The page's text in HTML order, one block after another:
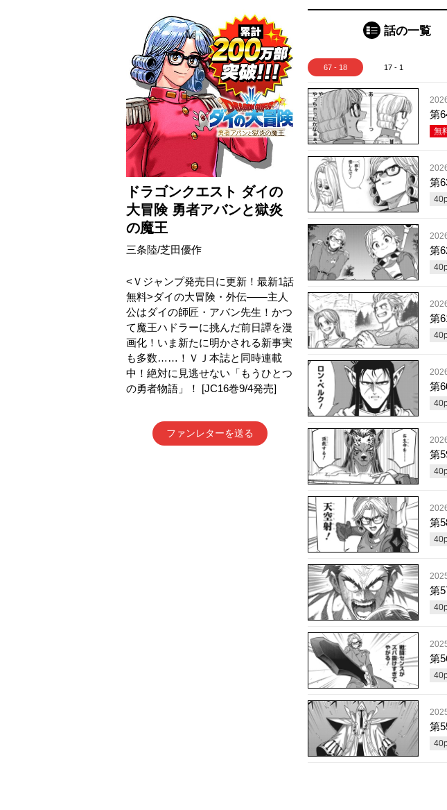
ドラゴンクエスト ダイの
大冒険 勇者アバンと獄炎
の魔王
三条陸/芝田優作
<Ｖジャンプ発売日に更新！最新1話
無料>ダイの大冒険・外伝――主人
公はダイの師匠・アバン先生！かつ
て魔王ハドラーに挑んだ前日譚を漫
画化！いま新たに明かされる新事実
も多数……！ＶＪ本誌と同時連載
中！絶対に見逃せない「もうひとつ
の勇者物語」！ [JC16巻9/4発売]
ファンレターを送る
話の一覧
67 - 18 17 - 1
第
無
第
40
第
40
第
40
第
40
第
40
第
40
第
40
第
40
第
40